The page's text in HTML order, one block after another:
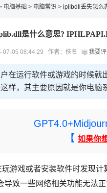
电脑基础 > 电脑常识 > iplibdll丢失怎么
是什么意思?
07-05 08:44:29 作者：佚名 我要
在运行软件或游戏的时候就
样，其主要原因就是你电
【 如果你
游戏或者安装软件时发现计
导致一些网络相关功能无法正